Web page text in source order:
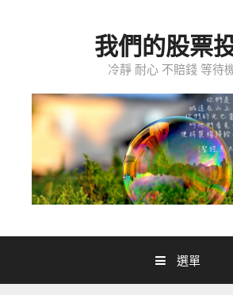
我們的股票
冷靜 耐心 不賠錢 等待
選單